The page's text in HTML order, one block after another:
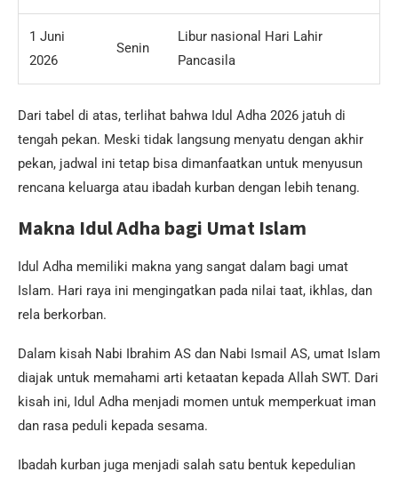
1 Juni
2026
Senin
Libur nasional Hari Lahir
Pancasila
Dari tabel di atas, terlihat bahwa Idul Adha 2026 jatuh di
tengah pekan. Meski tidak langsung menyatu dengan akhir
pekan, jadwal ini tetap bisa dimanfaatkan untuk menyusun
rencana keluarga atau ibadah kurban dengan lebih tenang.
Makna Idul Adha bagi Umat Islam
Idul Adha memiliki makna yang sangat dalam bagi umat
Islam. Hari raya ini mengingatkan pada nilai taat, ikhlas, dan
rela berkorban.
Dalam kisah Nabi Ibrahim AS dan Nabi Ismail AS, umat Islam
diajak untuk memahami arti ketaatan kepada Allah SWT. Dari
kisah ini, Idul Adha menjadi momen untuk memperkuat iman
dan rasa peduli kepada sesama.
Ibadah kurban juga menjadi salah satu bentuk kepedulian